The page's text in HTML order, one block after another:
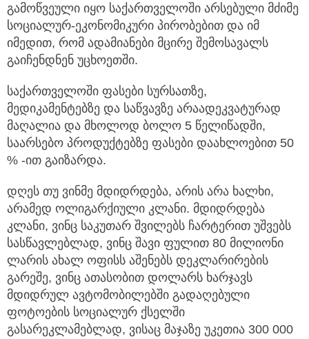
გამოწვეული იყო საქართველოში არსებული მძიმე
სოციალურ-ეკონომიკური პირობებით და იმ
იმედით, რომ ადამიანები მცირე შემოსავალს
გაიჩენდნენ უცხოეთში.
საქართველოში ფასები სურსათზე,
მედიკამენტებზე და საწვავზე არაადეკვატურად
მაღალია და მხოლოდ ბოლო 5 წელიწადში,
საარსებო პროდუქტებზე ფასები დაახლოებით 50
% -ით გაიზარდა.
დღეს თუ ვინმე მდიდრდება, არის არა ხალხი,
არამედ ოლიგარქიული კლანი. მდიდრდება
კლანი, ვინც საკუთარ შვილებს ჩარტერით უშვებს
სასწავლებლად, ვინც შავი ფულით 80 მილიონი
ლარის ახალ ოფისს აშენებს დეკლარირების
გარეშე, ვინც ათასობით დოლარს ხარჯავს
მდიდრულ ავტომობილებში გადაღებული
ფოტოების სოციალურ ქსელში
გასარეკლამებლად, ვისაც მაჯაზე უკეთია 300 000